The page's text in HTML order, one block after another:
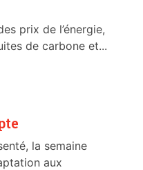
prix de l’énergie,
de carbone et...
la semaine
aux